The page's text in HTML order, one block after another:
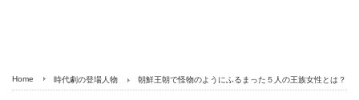
Home 時代劇の登場人物 朝鮮王朝で怪物のようにふるまった５人の王族女性とは？